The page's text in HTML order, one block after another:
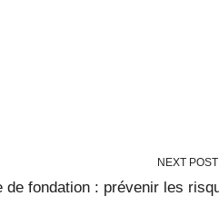
NEXT POST
de fondation : prévenir les